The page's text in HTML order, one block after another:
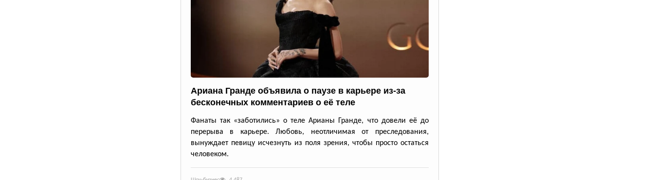
Ариана Гранде объявила о паузе в карьере из-за
бесконечных комментариев о её теле
Фанаты так «заботились» о теле Арианы Гранде, что довели её до
перерыва в карьере. Любовь, неотличимая от преследования,
вынуждает певицу исчезнуть из поля зрения, чтобы просто остаться
человеком.